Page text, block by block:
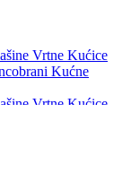
Vrtne Kućice
Kućne
Vrtne Kućice